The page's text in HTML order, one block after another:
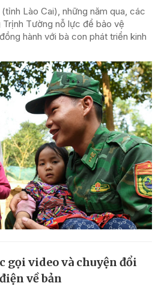
Lào Cai), những năm qua, các
Tường nỗ lực để bảo vệ
hành với bà con phát triển kinh
gọi video và chuyện đổi
về bản